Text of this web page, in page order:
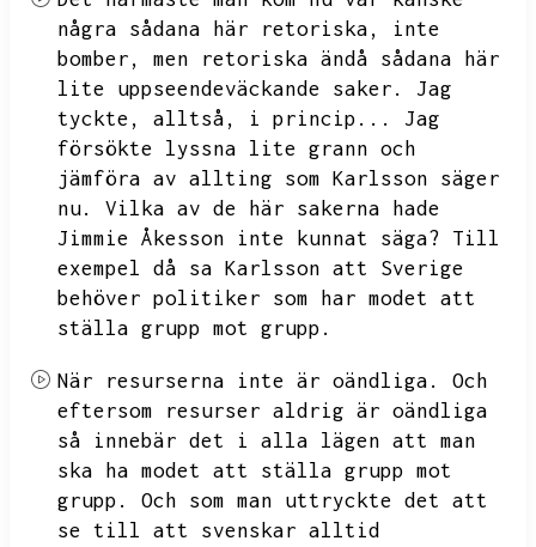
några sådana här retoriska,
inte
bomber,
men retoriska ändå sådana här
lite uppseendeväckande saker.
Jag
tyckte,
alltså, i princip...
Jag
försökte lyssna lite grann och
jämföra av allting som Karlsson säger
nu.
Vilka av de här sakerna hade
Jimmie Åkesson inte kunnat säga?
Till
exempel då sa Karlsson att Sverige
behöver politiker som har modet att
ställa grupp mot grupp.
När resurserna inte är oändliga.
Och
eftersom resurser aldrig är oändliga
så innebär det i alla lägen att man
ska ha modet att ställa grupp mot
grupp.
Och som man uttryckte det att
se till att svenskar alltid